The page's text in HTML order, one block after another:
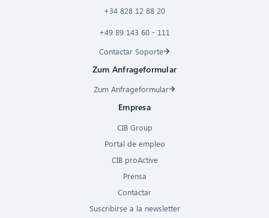
+34 828 12 88 20
+49 89 143 60 - 111
Contactar Soporte
Zum Anfrageformular
Zum Anfrageformular
Empresa
CIB Group
Portal de empleo
CIB proActive
Prensa
Contactar
Suscribirse a la newsletter